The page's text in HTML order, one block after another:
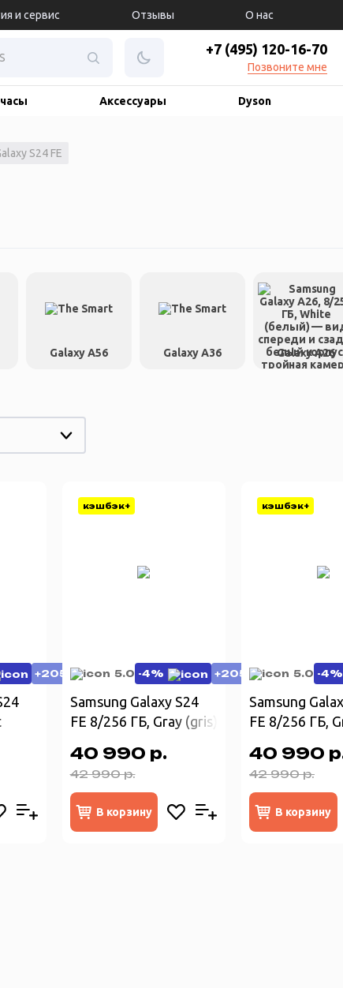
и сервис Отзывы О нас
+7 (495) 120-16-70
Позвоните мне
Аксессуары Dyson
S24 FE
Galaxy A56 Galaxy A36 Galaxy A26
+2050 5.0 -4% +2050
кэшбэк+
Samsung Galaxy S24
FE 8/256 ГБ, Gray (gris)
40 990 р.
42 990 р.
В корзину
5.0 -4%
кэшбэк+
Samsung
FE 8/256 ГБ,
40 990
42 990 р.
В корзину